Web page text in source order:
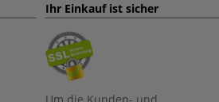
Ihr Einkauf ist sicher